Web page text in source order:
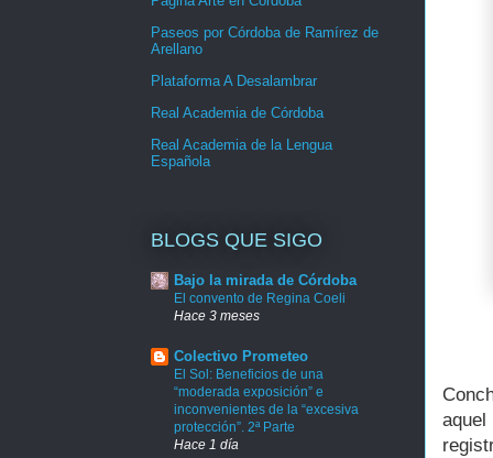
Paseos por Córdoba de Ramírez de
Arellano
Plataforma A Desalambrar
Real Academia de Córdoba
Real Academia de la Lengua
Española
BLOGS QUE SIGO
Bajo la mirada de Córdoba
El convento de Regina Coeli
Hace 3 meses
Colectivo Prometeo
El Sol: Beneficios de una
“moderada exposición” e
inconvenientes de la “excesiva
protección”. 2ª Parte
Hace 1 día